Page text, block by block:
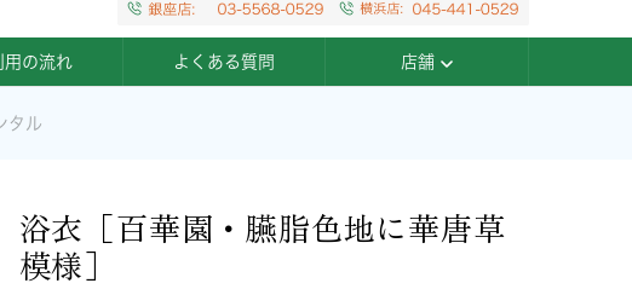
用の流れ よくある質問 店舗
タル
浴衣［百華園・臙脂色地に華唐草
模様］